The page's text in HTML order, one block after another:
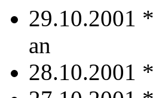
29.10.2001 *
an
28.10.2001 *